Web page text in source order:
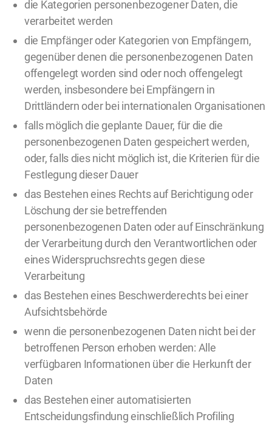
die Kategorien personenbezogener Daten, die
verarbeitet werden
die Empfänger oder Kategorien von Empfängern,
gegenüber denen die personenbezogenen Daten
offengelegt worden sind oder noch offengelegt
werden, insbesondere bei Empfängern in
Drittländern oder bei internationalen Organisationen
falls möglich die geplante Dauer, für die die
personenbezogenen Daten gespeichert werden,
oder, falls dies nicht möglich ist, die Kriterien für die
Festlegung dieser Dauer
das Bestehen eines Rechts auf Berichtigung oder
Löschung der sie betreffenden
personenbezogenen Daten oder auf Einschränkung
der Verarbeitung durch den Verantwortlichen oder
eines Widerspruchsrechts gegen diese
Verarbeitung
das Bestehen eines Beschwerderechts bei einer
Aufsichtsbehörde
wenn die personenbezogenen Daten nicht bei der
betroffenen Person erhoben werden: Alle
verfügbaren Informationen über die Herkunft der
Daten
das Bestehen einer automatisierten
Entscheidungsfindung einschließlich Profiling